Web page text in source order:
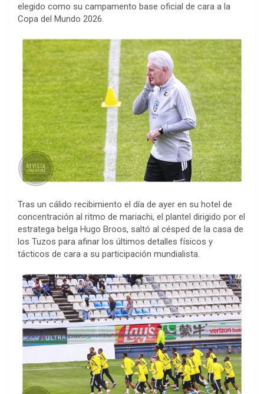
elegido como su campamento base oficial de cara a la
Copa del Mundo 2026.
Tras un cálido recibimiento el día de ayer en su hotel de
concentración al ritmo de mariachi, el plantel dirigido por el
estratega belga Hugo Broos, saltó al césped de la casa de
los Tuzos para afinar los últimos detalles físicos y
tácticos de cara a su participación mundialista.